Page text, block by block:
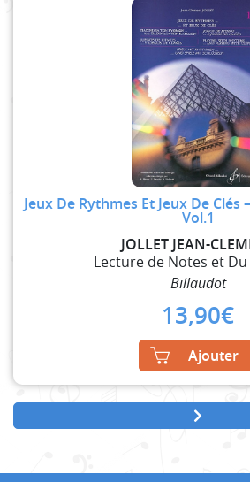
Jeux De Rythmes Et Jeux De Clés
Vol.1
JOLLET JEAN-
Lecture de Notes et
Billaudot
13,90€
Ajouter